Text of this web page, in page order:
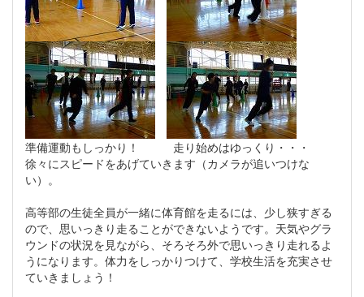
準備運動もしっかり！ 走り始めはゆっくり・・・
徐々にスピードをあげていきます（カメラが追いつけな
い）。
高等部の生徒全員が一緒に体育館を走るには、少し狭すぎる
ので、思いっきり走ることができないようです。天気やグラ
ウンドの状況を見ながら、そろそろ外で思いっきり走れるよ
うになります。体力をしっかりつけて、学校生活を充実させ
ていきましょう！